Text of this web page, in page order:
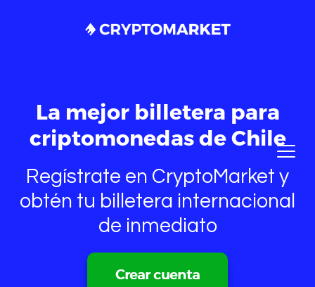
La mejor billetera para
criptomonedas de Chile
Regístrate en CryptoMarket y
obtén tu billetera internacional
de inmediato
Crear cuenta